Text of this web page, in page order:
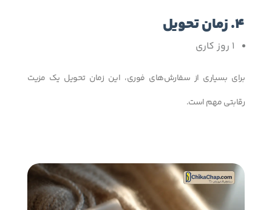
4. زمان تحویل
1 روز کاری
برای بسیاری از سفارش‌های فوری، این زمان تحویل یک مزیت
رقابتی مهم است.